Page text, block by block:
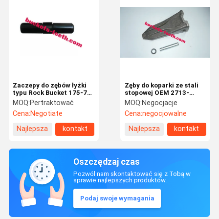
Zaczepy do zębów łyżki
typu Rock Bucket 175-78-
21810 do koparek
MOQ:Pertraktować
Cena:Negotiate
Najlepsza
kontakt
Zęby do koparki ze stali
stopowej OEM 2713-
1236RC, dostosowane z
kołkiem i blokadą 2705-
1034 2114-1931
MOQ:Negocjacje
Cena:negocjowalne
Najlepsza
kontakt
Oszczędzaj czas
Pozwól nam skontaktować się z Tobą w
sprawie najlepszych produktów.
Podaj swoje wymagania